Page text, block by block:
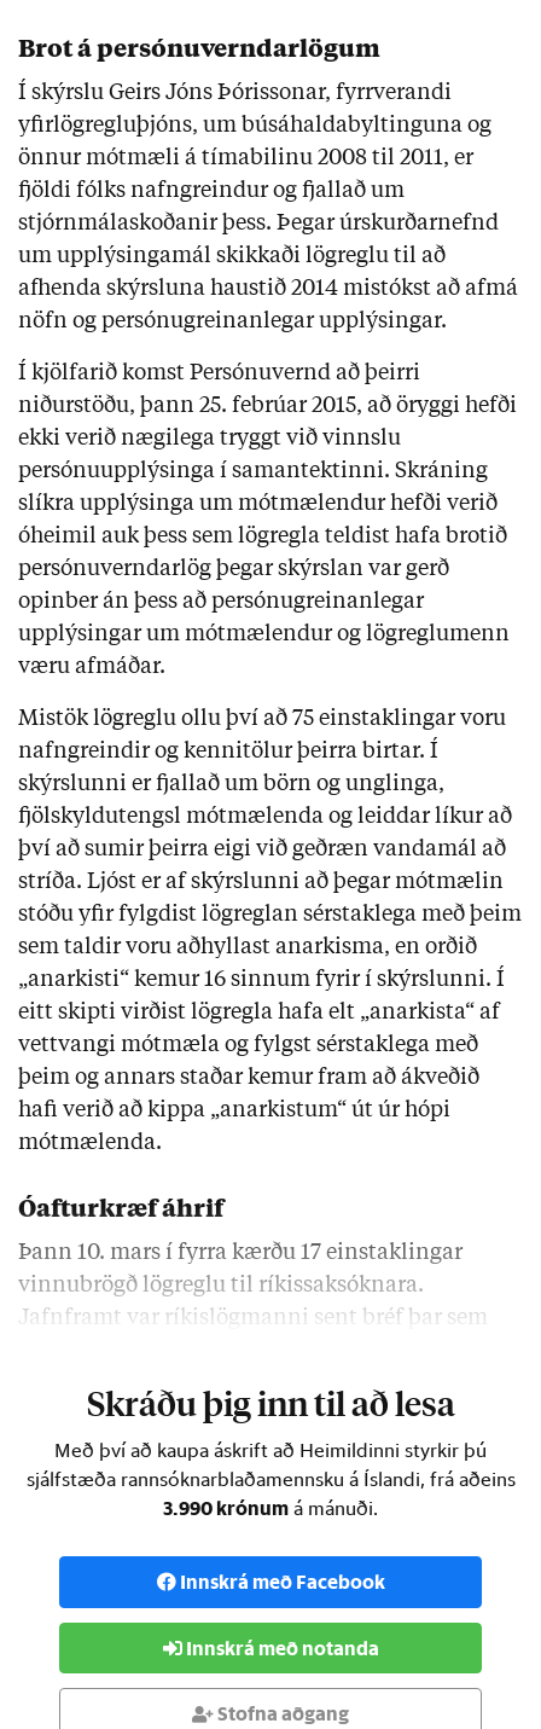
Brot á persónuverndarlögum
Í skýrslu Geirs Jóns Þórissonar, fyrrverandi
yfirlögregluþjóns, um búsáhaldabyltinguna og
önnur mótmæli á tímabilinu 2008 til 2011, er
fjöldi fólks nafngreindur og fjallað um
stjórnmálaskoðanir þess. Þegar úrskurðarnefnd
um upplýsingamál skikkaði lögreglu til að
afhenda skýrsluna haustið 2014 mistókst að afmá
nöfn og persónugreinanlegar upplýsingar.
Í kjölfarið komst Persónuvernd að þeirri
niðurstöðu, þann 25. febrúar 2015, að öryggi hefði
ekki verið nægilega tryggt við vinnslu
persónuupplýsinga í samantektinni. Skráning
slíkra upplýsinga um mótmælendur hefði verið
óheimil auk þess sem lögregla teldist hafa brotið
persónuverndarlög þegar skýrslan var gerð
opinber án þess að persónugreinanlegar
upplýsingar um mótmælendur og lögreglumenn
væru afmáðar.
Mistök lögreglu ollu því að 75 einstaklingar voru
nafngreindir og kennitölur þeirra birtar. Í
skýrslunni er fjallað um börn og unglinga,
fjölskyldutengsl mótmælenda og leiddar líkur að
því að sumir þeirra eigi við geðræn vandamál að
stríða. Ljóst er af skýrslunni að þegar mótmælin
stóðu yfir fylgdist lögreglan sérstaklega með þeim
sem taldir voru aðhyllast anarkisma, en orðið
„anarkisti“ kemur 16 sinnum fyrir í skýrslunni. Í
eitt skipti virðist lögregla hafa elt „anarkista“ af
vettvangi mótmæla og fylgst sérstaklega með
þeim og annars staðar kemur fram að ákveðið
hafi verið að kippa „anarkistum“ út úr hópi
mótmælenda.
Óafturkræf áhrif
Þann 10. mars í fyrra kærðu 17 einstaklingar
vinnubrögð lögreglu til ríkissaksóknara.
Jafnframt var ríkislögmanni sent bréf þar sem
Skráðu þig inn til að lesa
Með því að kaupa áskrift að Heimildinni styrkir þú
sjálfstæða rannsóknarblaðamennsku á Íslandi, frá aðeins
3.990 krónum á mánuði.
Innskrá með Facebook
Innskrá með notanda
Stofna aðgang